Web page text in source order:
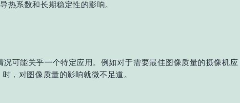
热系数和长期稳定性的影响。
可能关乎一个特定应用。例如对于需要最佳图像质量的摄像机应
，对图像质量的影响就微不足道。